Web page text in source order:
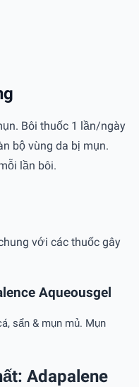
Bôi thuốc 1 lần/ngày
bộ vùng da bị mụn.
lần bôi.
với các thuốc gây
Aqueousgel
sẩn & mụn mủ. Mụn
Adapalene